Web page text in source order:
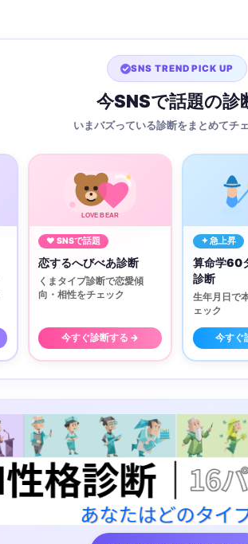
SNS TREND PICK UP
今SNSで話題の診
いまバズっている診断をまとめてチ
LOVE BEAR
♥ SNSで話題
恋するへびべあ診断
くまタイプ診断で恋愛傾
向・相性をチェック
今すぐ診断する →
✦ 急上昇
算命学60
診断
生年月日で
ェック
今すぐ